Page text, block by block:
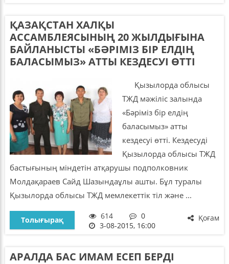
ҚАЗАҚСТАН ХАЛҚЫ
АССАМБЛЕЯСЫНЫҢ 20 ЖЫЛДЫҒЫНА
БАЙЛАНЫСТЫ «БӘРІМІЗ БІР ЕЛДІҢ
БАЛАСЫМЫЗ» АТТЫ КЕЗДЕСУІ ӨТТІ
Қызылорда облысы
ТЖД мәжіліс залында
«Бәріміз бір елдің
баласымыз» атты
кездесуі өтті. Кездесуді
Қызылорда облысы ТЖД
бастығының міндетін атқарушы подполковник
Молдақараев Сайд Шазындаұлы ашты. Бұл туралы
Қызылорда облысы ТЖД мемлекеттік тіл және ...
Қоғам
Толығырақ 614
0
3-08-2015, 16:00
АРАЛДА БАС ИМАМ ЕСЕП БЕРДІ